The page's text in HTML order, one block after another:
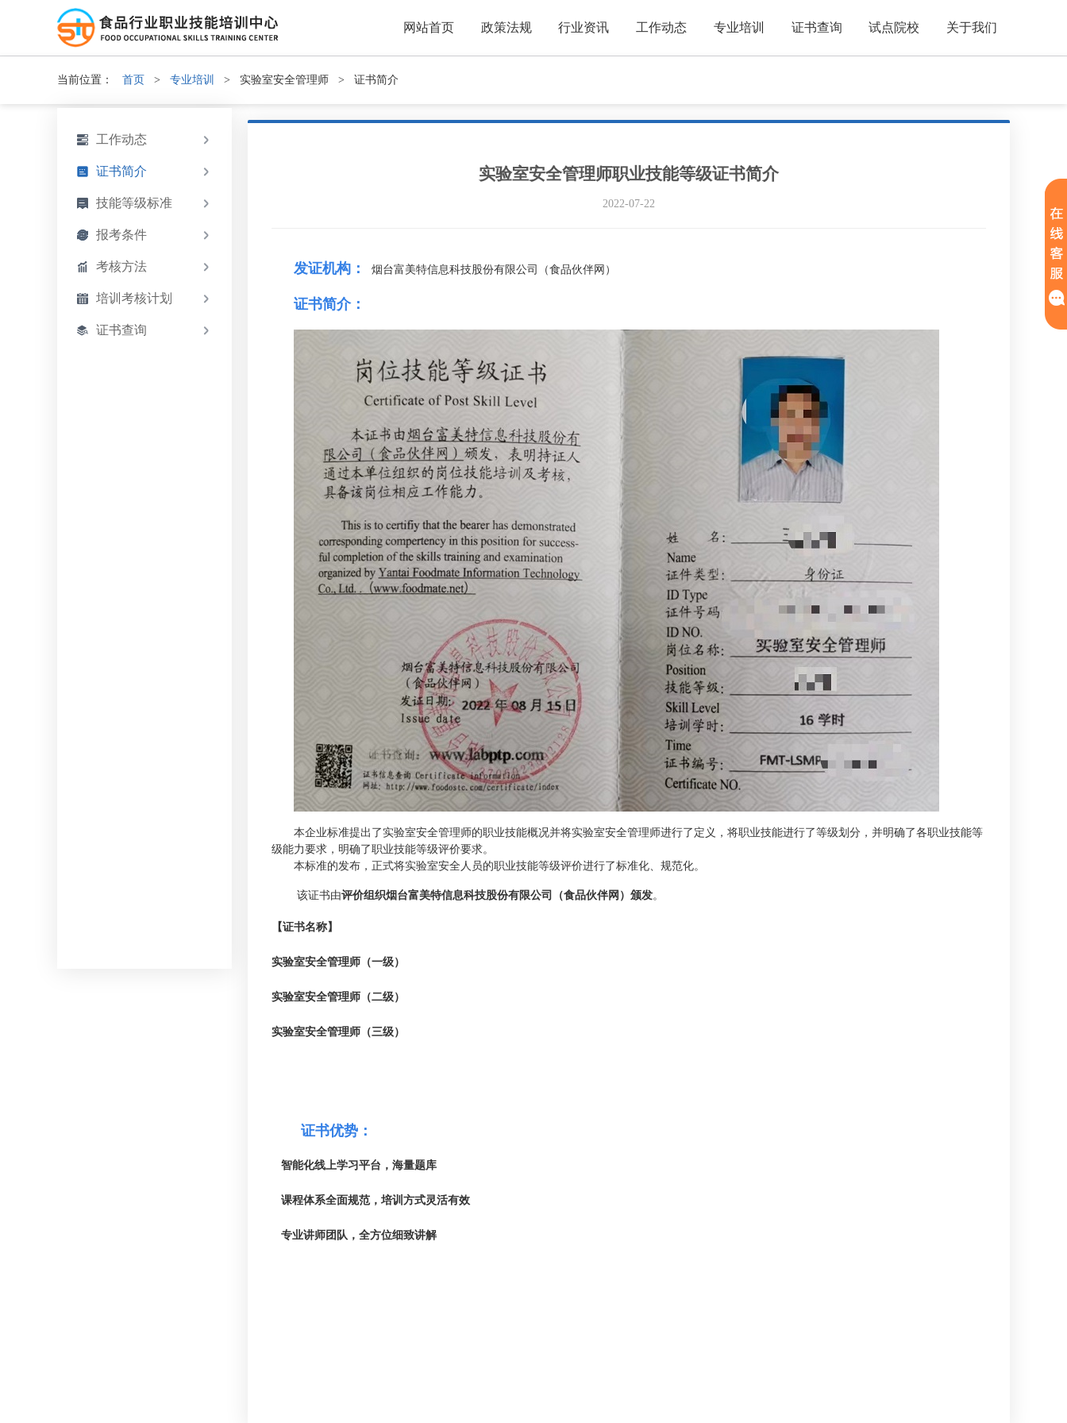
网站首页 政策法规 行业资讯 工作动态 专业培训 证书查询 试点院校 关于我们
当前位置： 首页 > 专业培训 > 实验室安全管理师 > 证书简介
工作动态
证书简介
技能等级标准
报考条件
考核方法
培训考核计划
证书查询
实验室安全管理师职业技能等级证书简介
2022-07-22
发证机构： 烟台富美特信息科技股份有限公司（食品伙伴网）
证书简介：
本企业标准提出了实验室安全管理师的职业技能概况并将实验室安全管理师进行了定义，将职业技能进行了等级划分，并明确了各职业技能等
级能力要求，明确了职业技能等级评价要求。
本标准的发布，正式将实验室安全人员的职业技能等级评价进行了标准化、规范化。
该证书由评价组织烟台富美特信息科技股份有限公司（食品伙伴网）颁发。
【证书名称】
实验室安全管理师（一级）
实验室安全管理师（二级）
实验室安全管理师（三级）
证书优势：
智能化线上学习平台， 海量题库
课程体系全面规范，培训方式灵活有效
专业讲师团队，全方位细致讲解